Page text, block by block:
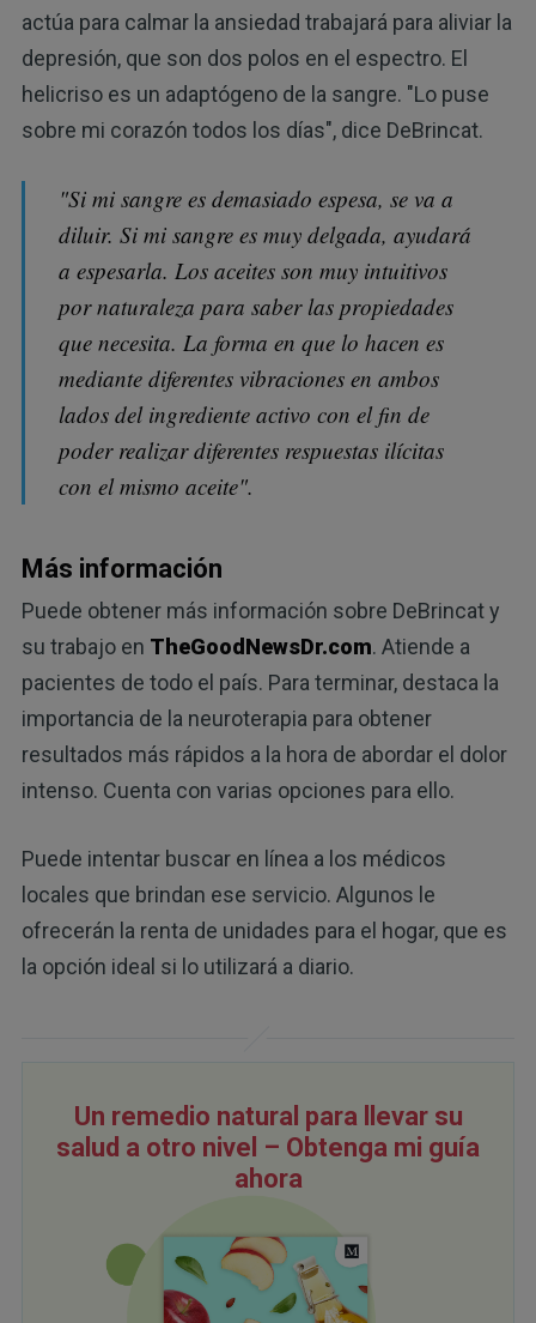
actúa para calmar la ansiedad trabajará para aliviar la
depresión, que son dos polos en el espectro. El
helicriso es un adaptógeno de la sangre. "Lo puse
sobre mi corazón todos los días", dice DeBrincat.
"Si mi sangre es demasiado espesa, se va a
diluir. Si mi sangre es muy delgada, ayudará
a espesarla. Los aceites son muy intuitivos
por naturaleza para saber las propiedades
que necesita. La forma en que lo hacen es
mediante diferentes vibraciones en ambos
lados del ingrediente activo con el fin de
poder realizar diferentes respuestas ilícitas
con el mismo aceite".
Más información
Puede obtener más información sobre DeBrincat y
su trabajo en TheGoodNewsDr.com. Atiende a
pacientes de todo el país. Para terminar, destaca la
importancia de la neuroterapia para obtener
resultados más rápidos a la hora de abordar el dolor
intenso. Cuenta con varias opciones para ello.
Puede intentar buscar en línea a los médicos
locales que brindan ese servicio. Algunos le
ofrecerán la renta de unidades para el hogar, que es
la opción ideal si lo utilizará a diario.
Un remedio natural para llevar su
salud a otro nivel – Obtenga mi guía
ahora